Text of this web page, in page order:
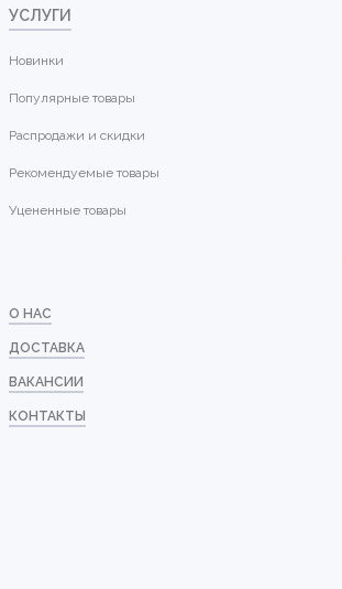
УСЛУГИ
Новинки
Популярные товары
Распродажи и скидки
Рекомендуемые товары
Уцененные товары
О НАС
ДОСТАВКА
ВАКАНСИИ
КОНТАКТЫ